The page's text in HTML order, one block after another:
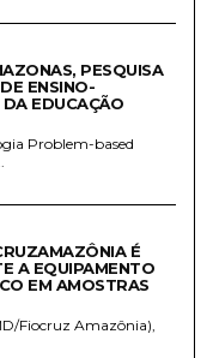
PESQUISA
ENSINO-
EDUCAÇÃO
Problem-based
É
A EQUIPAMENTO
EM AMOSTRAS
Fiocruz Amazônia),